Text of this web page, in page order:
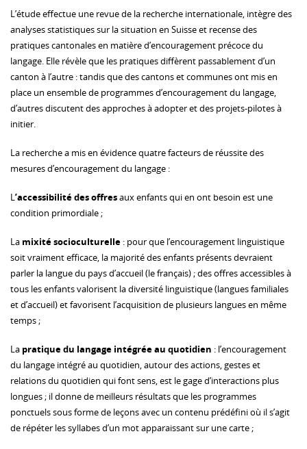
L’étude effectue une revue de la recherche internationale, intègre des
analyses statistiques sur la situation en Suisse et recense des
pratiques cantonales en matière d’encouragement précoce du
langage. Elle révèle que les pratiques diffèrent passablement d’un
canton à l’autre : tandis que des cantons et communes ont mis en
place un ensemble de programmes d’encouragement du langage,
d’autres discutent des approches à adopter et des projets-pilotes à
initier.
La recherche a mis en évidence quatre facteurs de réussite des
mesures d’encouragement du langage :
L’accessibilité des offresaux enfants qui en ont besoin est une
condition primordiale ;
La mixité socioculturelle : pour que l’encouragement linguistique
soit vraiment efficace, la majorité des enfants présents devraient
parler la langue du pays d’accueil (le français) ; des offres accessibles à
tous les enfants valorisent la diversité linguistique (langues familiales
et d’accueil) et favorisent l’acquisition de plusieurs langues en même
temps ;
La pratique du langage intégrée au quotidien : l’encouragement
du langage intégré au quotidien, autour des actions, gestes et
relations du quotidien qui font sens, est le gage d’interactions plus
longues ; il donne de meilleurs résultats que les programmes
ponctuels sous forme de leçons avec un contenu prédéfini où il s’agit
de répéter les syllabes d’un mot apparaissant sur une carte ;